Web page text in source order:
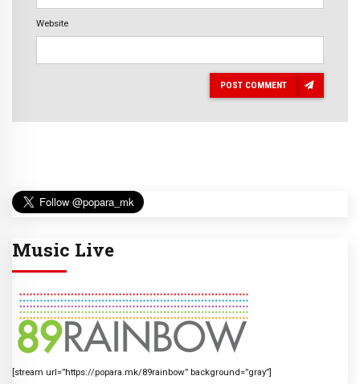
Website
POST COMMENT
Music Live
[stream url=”https://popara.mk/89rainbow” background=”gray”]